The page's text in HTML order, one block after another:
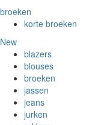
broeken
korte broeken
New
blazers
blouses
broeken
jassen
jeans
jurken